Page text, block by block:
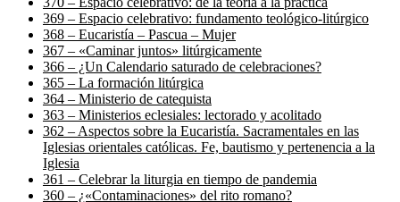
369 – Espacio celebrativo: fundamento teológico-litúrgico
368 – Eucaristía – Pascua – Mujer
367 – «Caminar juntos» litúrgicamente
366 – ¿Un Calendario saturado de celebraciones?
365 – La formación litúrgica
364 – Ministerio de catequista
363 – Ministerios eclesiales: lectorado y acolitado
362 – Aspectos sobre la Eucaristía. Sacramentales en las
Iglesias orientales católicas. Fe, bautismo y pertenencia a la
Iglesia
361 – Celebrar la liturgia en tiempo de pandemia
360 – ¿«Contaminaciones» del rito romano?